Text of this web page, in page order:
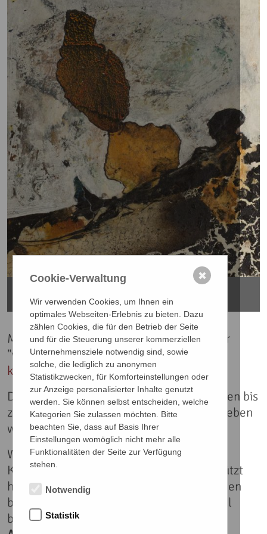
Mischtechnik auf Leinwand H 36 x B 31 http://www.adler-
kunst.de/
Mehr über den Künstler erfahren Sie unter
"www.adler-kunst.de":http://www.adler-
kunst.de/.
Die Gebotsfrist ist leider vorüber, es konnten bis
zum02.11.2017, 23:59 UhrGebote abgegeben
werden.
Wir bedanken uns bei allen, die unsere
Kunstversteigerung begleitet und unterstützt
haben. Alle Auktionsgewinner*innen werden
bzw. wurden von uns persönlich per E-Mail
benachrichtigt.
Cookie-Verwaltung
Wir verwenden Cookies, um Ihnen ein
optimales Webseiten-Erlebnis zu bieten. Dazu
zählen Cookies, die für den Betrieb der Seite
und für die Steuerung unserer kommerziellen
Unternehmensziele notwendig sind, sowie
solche, die lediglich zu anonymen
Statistikzwecken, für Komforteinstellungen oder
zur Anzeige personalisierter Inhalte genutzt
werden. Sie können selbst entscheiden, welche
Kategorien Sie zulassen möchten. Bitte
beachten Sie, dass auf Basis Ihrer
Einstellungen womöglich nicht mehr alle
Funktionalitäten der Seite zur Verfügung
stehen.
Notwendig
Statistik
✖